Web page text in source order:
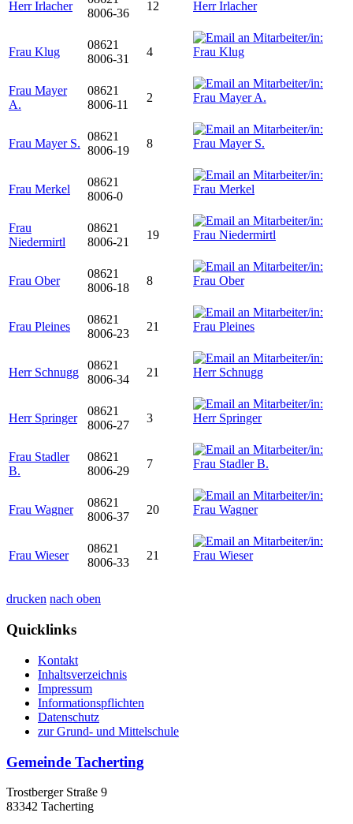
Herr Irlacher
8006-36
12
Frau Klug
08621
8006-31
4
Frau Mayer
A.
08621
8006-11
2
Frau Mayer S.
08621
8006-19
8
Frau Merkel
08621
8006-0
Frau
Niedermirtl
08621
8006-21
19
Frau Ober
08621
8006-18
8
Frau Pleines
08621
8006-23
21
Herr Schnugg
08621
8006-34
21
Herr Springer
08621
8006-27
3
Frau Stadler
B.
08621
8006-29
7
Frau Wagner
08621
8006-37
20
Frau Wieser
08621
8006-33
21
drucken nach oben
Quicklinks
Kontakt
Inhaltsverzeichnis
Impressum
Informationspflichten
Datenschutz
zur Grund- und Mittelschule
Gemeinde Tacherting
Trostberger Straße 9
83342 Tacherting